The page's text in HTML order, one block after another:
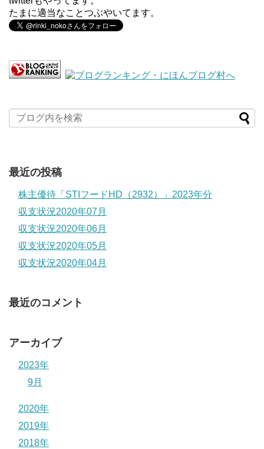
たまに適当なことつぶやいてます。
最近の投稿
株主優待「STIフードHD（2932）」2023年分
収支状況2020年07月
収支状況2020年06月
収支状況2020年05月
収支状況2020年04月
最近のコメント
アーカイブ
2023年
9月
2020年
2019年
2018年